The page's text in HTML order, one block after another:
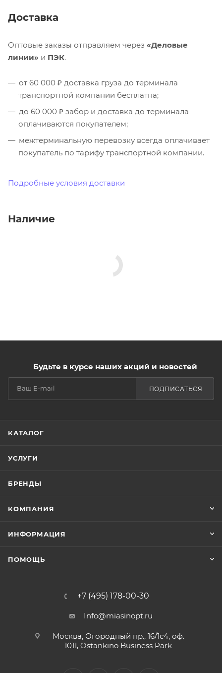
Доставка
Оптовые заказы отправляем через «Деловые
линии» и ПЭК.
от 60 000 ₽ доставка груза до терминала
транспортной компании бесплатна;
до 60 000 ₽ забор и доставка до терминала
оплачиваются покупателем;
межтерминальную перевозку всегда оплачивает
покупатель по тарифу транспортной компании.
Подробные условия доставки
Наличие
Будьте в курсе наших акций и новостей
ПОДПИСАТЬСЯ
КАТАЛОГ
УСЛУГИ
БРЕНДЫ
КОМПАНИЯ
ИНФОРМАЦИЯ
ПОМОЩЬ
+7 (495) 178-00-30
Info@miasinopt.ru
Москва, Огородный пр., 16/1с4, оф.
1011, Ostankino Business Park